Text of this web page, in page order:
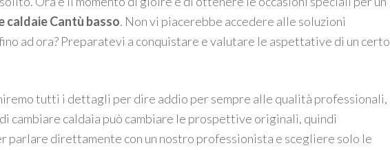
Cantù basso. Non vi piacerebbe accedere alle soluzioni
ad ora? Preparatevi a conquistare e valutare le aspettative di un certo
tutti i dettagli per dire addio per sempre alle qualità professionali,
cambiare caldaia può cambiare le prospettive originali, quindi
parlare direttamente con un nostro professionista e scegliere solo le